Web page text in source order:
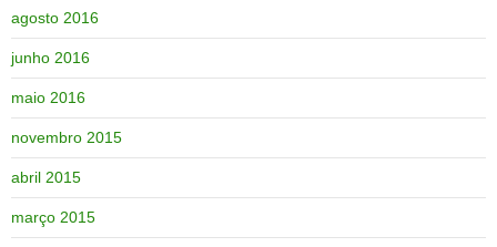
agosto 2016
junho 2016
maio 2016
novembro 2015
abril 2015
março 2015